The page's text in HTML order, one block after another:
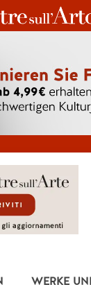
WERKE